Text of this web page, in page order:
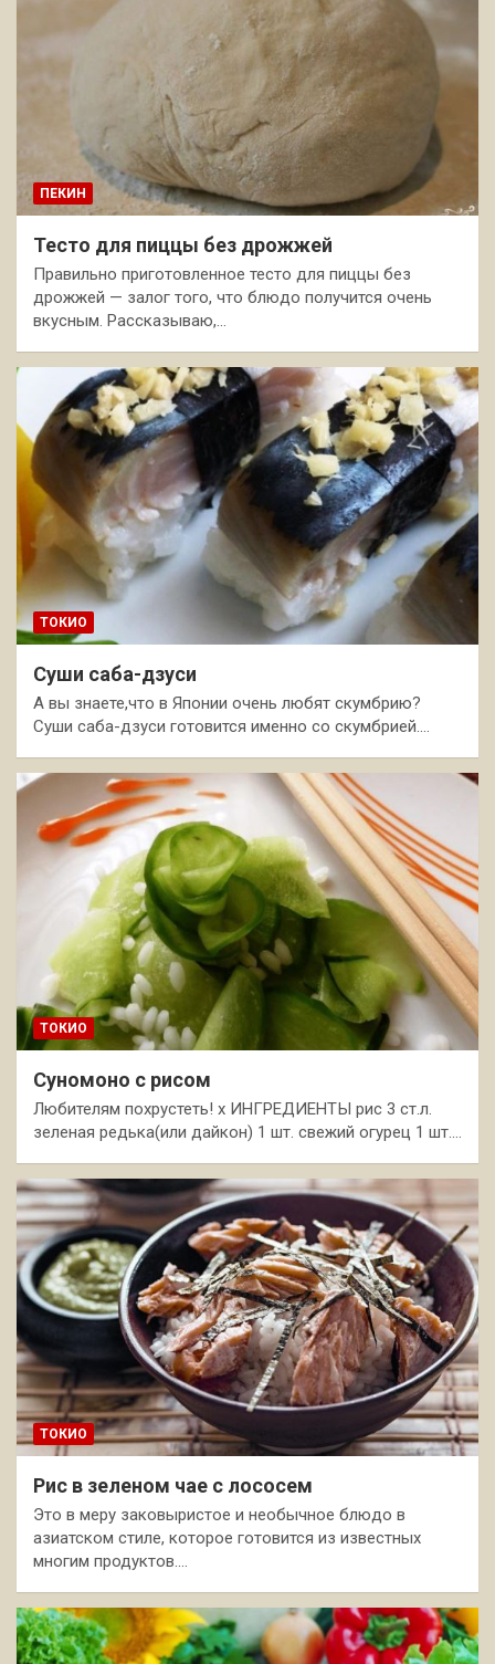
ПЕКИН
Тесто для пиццы без дрожжей
Правильно приготовленное тесто для пиццы без
дрожжей — залог того, что блюдо получится очень
вкусным. Рассказываю,…
ТОКИО
Суши саба-дзуси
А вы знаете,что в Японии очень любят скумбрию?
Суши саба-дзуси готовится именно со скумбрией.…
ТОКИО
Суномоно с рисом
Любителям похрустеть! x ИНГРЕДИЕНТЫ рис 3 ст.л.
зеленая редька(или дайкон) 1 шт. свежий огурец 1 шт.…
ТОКИО
Рис в зеленом чае с лососем
Это в меру заковыристое и необычное блюдо в
азиатском стиле, которое готовится из известных
многим продуктов.…